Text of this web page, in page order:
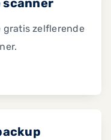
scanner
gratis zelflerende